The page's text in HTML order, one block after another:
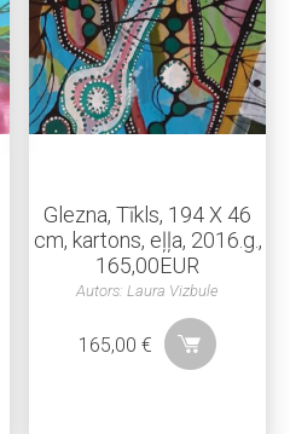
Glezna, Tīkls, 194 X 46
cm, kartons, eļļa, 2016.g.,
165,00EUR
Autors: Laura Vizbule
165,00€